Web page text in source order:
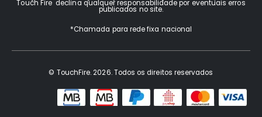
Touch Fire declina qualquer responsabilidade por eventuais erros
publicados no site.
*Chamada para rede fixa nacional
© TouchFire. 2026. Todos os direitos reservados